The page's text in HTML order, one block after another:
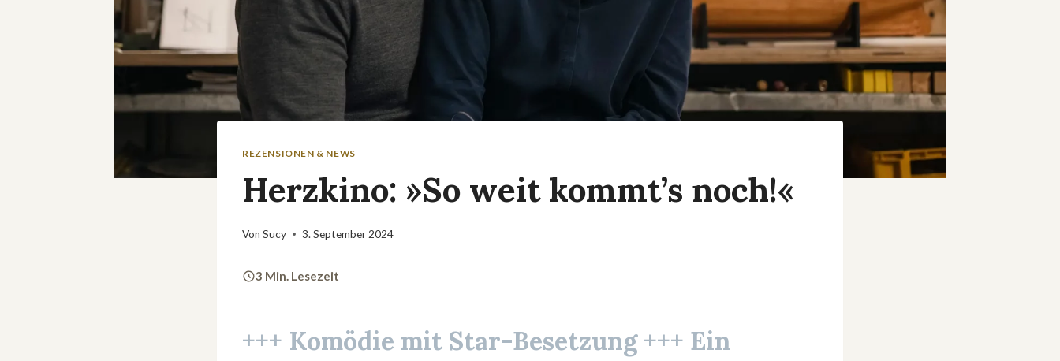
REZENSIONEN & NEWS
Herzkino: »So weit kommt’s noch!«
Von Sucy 3. September 2024
3 Min. Lesezeit
+++ Komödie mit Star-Besetzung +++ Ein